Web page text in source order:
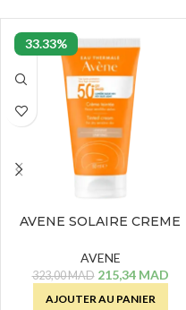
33.33%
AVENE SOLAIRE CREME
AVENE
323,00MAD 215,34 MAD
AJOUTER AU PANIER